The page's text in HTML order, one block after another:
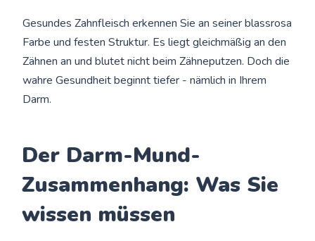
Gesundes Zahnfleisch erkennen Sie an seiner blassrosa
Farbe und festen Struktur. Es liegt gleichmäßig an den
Zähnen an und blutet nicht beim Zähneputzen. Doch die
wahre Gesundheit beginnt tiefer - nämlich in Ihrem
Darm.
Der Darm-Mund-
Zusammenhang: Was Sie
wissen müssen